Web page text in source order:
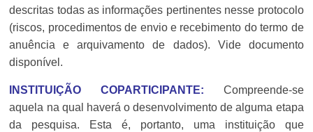
descritas todas as informações pertinentes nesse protocolo
(riscos, procedimentos de envio e recebimento do termo de
anuência e arquivamento de dados). Vide documento
disponível.
INSTITUIÇÃO COPARTICIPANTE: Compreende-se
aquela na qual haverá o desenvolvimento de alguma etapa
da pesquisa. Esta é, portanto, uma instituição que